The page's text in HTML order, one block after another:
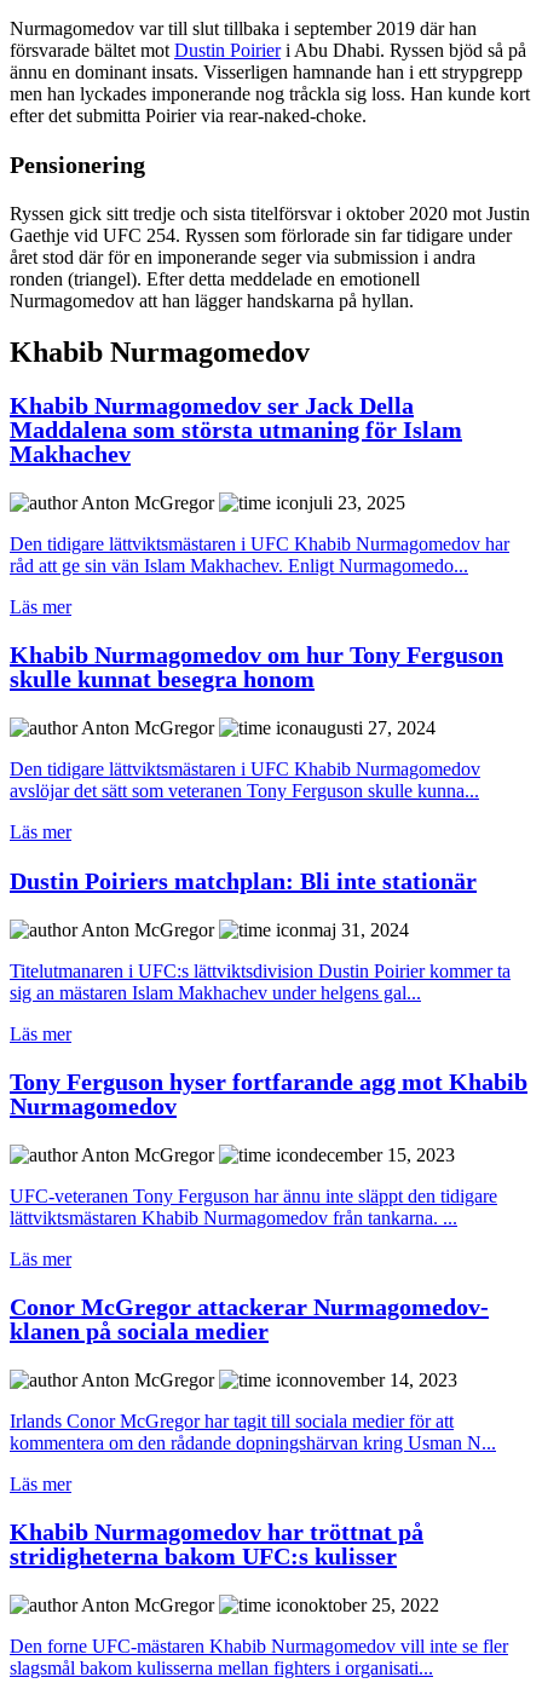
Nurmagomedov var till slut tillbaka i september 2019 där han
försvarade bältet mot Dustin Poirieri Abu Dhabi. Ryssen bjöd så på
ännu en dominant insats. Visserligen hamnande han i ett strypgrepp
men han lyckades imponerande nog tråckla sig loss. Han kunde kort
efter det submitta Poirier via rear-naked-choke.
Pensionering
Ryssen gick sitt tredje och sista titelförsvar i oktober 2020 mot Justin
Gaethje vid UFC 254. Ryssen som förlorade sin far tidigare under
året stod där för en imponerande seger via submission i andra
ronden (triangel). Efter detta meddelade en emotionell
Nurmagomedov att han lägger handskarna på hyllan.
Khabib Nurmagomedov
Khabib Nurmagomedov ser Jack Della
Maddalena som största utmaning för Islam
Makhachev
Anton McGregor
juli 23, 2025
Den tidigare lättviktsmästaren i UFC Khabib Nurmagomedov har
råd att ge sin vän Islam Makhachev. Enligt Nurmagomedo...
Läs mer
Khabib Nurmagomedov om hur Tony Ferguson
skulle kunnat besegra honom
Anton McGregor
augusti 27, 2024
Den tidigare lättviktsmästaren i UFC Khabib Nurmagomedov
avslöjar det sätt som veteranen Tony Ferguson skulle kunna...
Läs mer
Dustin Poiriers matchplan: Bli inte stationär
Anton McGregor
maj 31, 2024
Titelutmanaren i UFC:s lättviktsdivision Dustin Poirier kommer ta
sig an mästaren Islam Makhachev under helgens gal...
Läs mer
Tony Ferguson hyser fortfarande agg mot Khabib
Nurmagomedov
Anton McGregor
december 15, 2023
UFC-veteranen Tony Ferguson har ännu inte släppt den tidigare
lättviktsmästaren Khabib Nurmagomedov från tankarna. ...
Läs mer
Conor McGregor attackerar Nurmagomedov-
klanen på sociala medier
Anton McGregor
november 14, 2023
Irlands Conor McGregor har tagit till sociala medier för att
kommentera om den rådande dopningshärvan kring Usman N...
Läs mer
Khabib Nurmagomedov har tröttnat på
stridigheterna bakom UFC:s kulisser
Anton McGregor
oktober 25, 2022
Den forne UFC-mästaren Khabib Nurmagomedov vill inte se fler
slagsmål bakom kulisserna mellan fighters i organisati...